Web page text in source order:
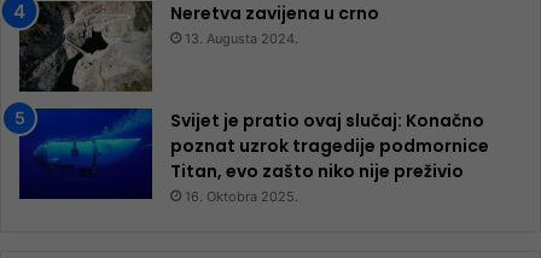
Neretva zavijena u crno
13. Augusta 2024.
Svijet je pratio ovaj slučaj: Konačno
poznat uzrok tragedije podmornice
Titan, evo zašto niko nije preživio
16. Oktobra 2025.